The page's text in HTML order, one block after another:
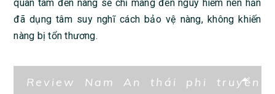
quan tâm đến nàng sẽ chỉ mang đến nguy hiểm nên hắn
đã dụng tâm suy nghĩ cách bảo vệ nàng, không khiến
nàng bị tổn thương.
Review Nam An thái phi truyền